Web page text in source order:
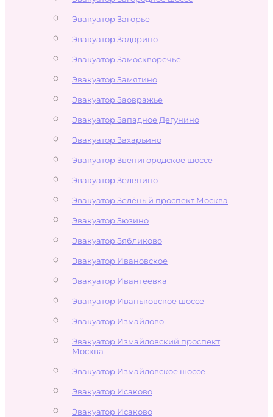
Эвакуатор Загорье
Эвакуатор Задорино
Эвакуатор Замоскворечье
Эвакуатор Замятино
Эвакуатор Заовражье
Эвакуатор Западное Дегунино
Эвакуатор Захарьино
Эвакуатор Звенигородское шоссе
Эвакуатор Зеленино
Эвакуатор Зелёный проспект Москва
Эвакуатор Зюзино
Эвакуатор Зябликово
Эвакуатор Ивановское
Эвакуатор Ивантеевка
Эвакуатор Иваньковское шоссе
Эвакуатор Измайлово
Эвакуатор Измайловский проспект
Москва
Эвакуатор Измайловское шоссе
Эвакуатор Исаково
Эвакуатор Исаково